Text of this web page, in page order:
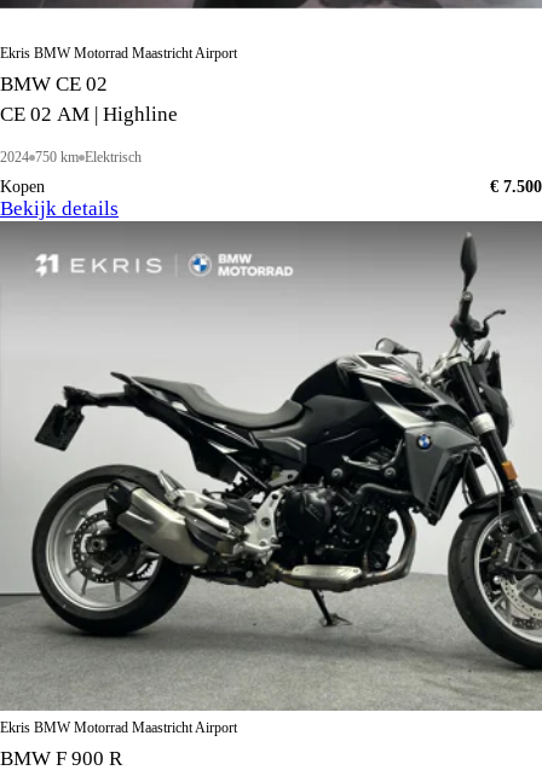
Ekris BMW Motorrad Maastricht Airport
BMW CE 02
CE 02 AM | Highline
2024 750 km Elektrisch
Kopen € 7.500
Bekijk details
Ekris BMW Motorrad Maastricht Airport
BMW F 900 R